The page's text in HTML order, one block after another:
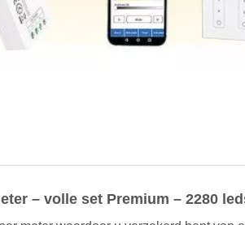
– volle set Premium – 2280